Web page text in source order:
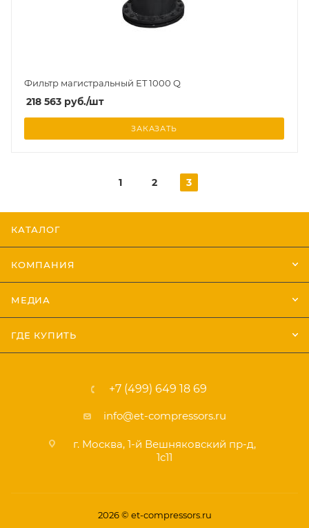
Фильтр магистральный ET 1000 Q
218 563 руб./шт
ЗАКАЗАТЬ
1 2 3
КАТАЛОГ
КОМПАНИЯ
МЕДИА
ГДЕ КУПИТЬ
+7 (499) 649 18 69
info@et-compressors.ru
г. Москва, 1-й Вешняковский пр-д,
1с11
2026 © et-compressors.ru